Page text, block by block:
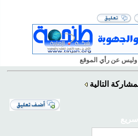
وليس عن رأي الموقع
التالية
سريع